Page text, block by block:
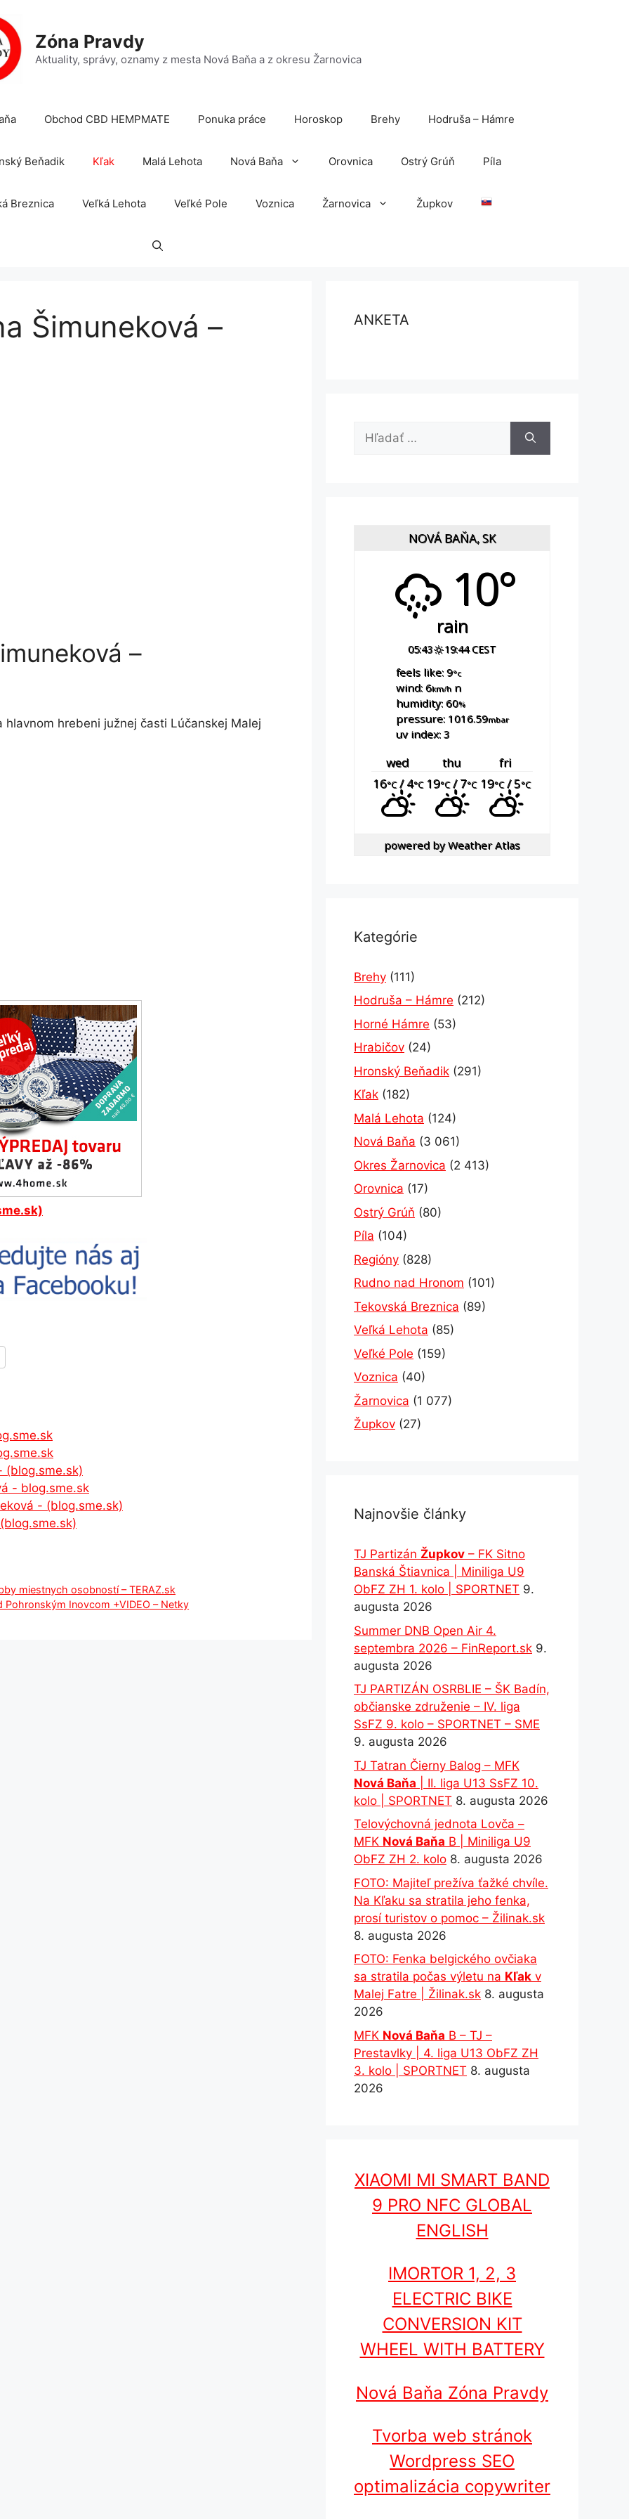
Zóna Pravdy
Aktuality, správy, oznamy z mesta Nová Baňa a z okresu Žarnovica
Obchod CBD HEMPMATE Ponuka práce Horoskop Brehy Hodruša – Hámre
Beňadik Kľak Malá Lehota Nová Baňa Orovnica Ostrý Grúň Píla
Breznica Veľká Lehota Veľké Pole Voznica Žarnovica Župkov
Šimuneková –
–
hrebeni južnej časti Lúčanskej Malej
(blog.sme.sk)
- blog.sme.sk
- (blog.sme.sk)
miestnych osobností – TERAZ.sk
Inovcom +VIDEO – Netky
ANKETA
Hľadať:
NOVÁ BAŇA, SK
10°
rain
05:43 19:44 CEST
feels like: 9°c
wind: 6km/hn
humidity: 60%
pressure: 1016.59mbar
uv index: 3
wed thu
fri
16°C/ 4°C 19°C/ 7°C 19°C/ 5°C
powered byWeather Atlas
Kategórie
Brehy (111)
Hodruša – Hámre (212)
Horné Hámre (53)
Hrabičov (24)
Hronský Beňadik (291)
Kľak (182)
Malá Lehota (124)
Nová Baňa (3 061)
Okres Žarnovica (2 413)
Orovnica (17)
Ostrý Grúň (80)
Píla (104)
Regióny (828)
Rudno nad Hronom (101)
Tekovská Breznica (89)
Veľká Lehota (85)
Veľké Pole (159)
Voznica (40)
Žarnovica (1 077)
Župkov (27)
Najnovšie články
TJ Partizán Župkov – FK Sitno
Banská Štiavnica | Miniliga U9
ObFZ ZH 1. kolo | SPORTNET 9.
augusta 2026
Summer DNB Open Air 4.
septembra 2026 – FinReport.sk 9.
augusta 2026
TJ PARTIZÁN OSRBLIE – ŠK Badín,
občianske združenie – IV. liga
SsFZ 9. kolo – SPORTNET – SME
9. augusta 2026
TJ Tatran Čierny Balog – MFK
Nová Baňa | II. liga U13 SsFZ 10.
kolo | SPORTNET 8. augusta 2026
Telovýchovná jednota Lovča –
MFK Nová Baňa B | Miniliga U9
ObFZ ZH 2. kolo 8. augusta 2026
FOTO: Majiteľ prežíva ťažké chvíle.
Na Kľaku sa stratila jeho fenka,
prosí turistov o pomoc – Žilinak.sk
8. augusta 2026
FOTO: Fenka belgického ovčiaka
sa stratila počas výletu na Kľak v
Malej Fatre | Žilinak.sk 8. augusta
2026
MFK Nová Baňa B – TJ –
Prestavlky | 4. liga U13 ObFZ ZH
3. kolo | SPORTNET 8. augusta
2026
XIAOMI MI SMART BAND
9 PRO NFC GLOBAL
ENGLISH
IMORTOR 1, 2, 3
ELECTRIC BIKE
CONVERSION KIT
WHEEL WITH BATTERY
Nová Baňa Zóna Pravdy
Tvorba web stránok
Wordpress SEO
optimalizácia copywriter